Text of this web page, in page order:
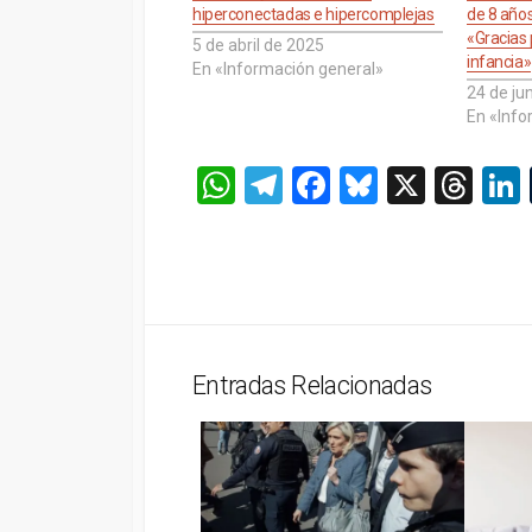
hiperconectadas e hipercomplejas
5 de abril de 2025
En «Información general»
de 8
infancia»
24 de
En
W
p
p
T
m
F
o
k
Bl X
T
Entradas Relacionadas